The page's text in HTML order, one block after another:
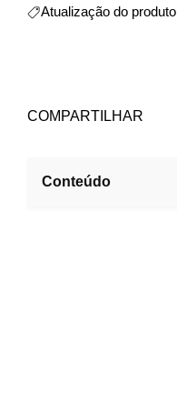
Atualização do produto
COMPARTILHAR
Conteúdo